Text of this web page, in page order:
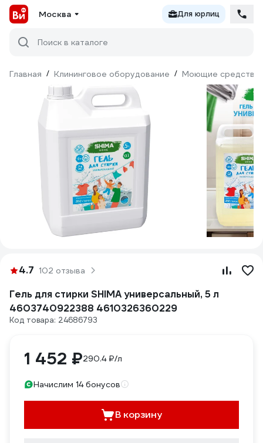
Москва Для юрлиц
Поиск в каталоге
Главная / Клининговое оборудование / Моющие средства
4.7 102 отзыва
Гель для стирки SHIMA универсальный, 5 л
4603740922388 4610326360229
Код товара: 24686793
1 452 ₽290.4 ₽/л
Начислим 14 бонусов
В корзину